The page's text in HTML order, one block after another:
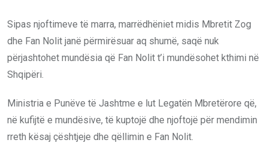
Sipas njoftimeve të marra, marrëdhëniet midis Mbretit Zog
dhe Fan Nolit janë përmirësuar aq shumë, saqë nuk
përjashtohet mundësia që Fan Nolit t’i mundësohet kthimi në
Shqipëri.
Ministria e Punëve të Jashtme e lut Legatën Mbretërore që,
në kufijtë e mundësive, të kuptojë dhe njoftojë për mendimin
rreth kësaj çështjeje dhe qëllimin e Fan Nolit.